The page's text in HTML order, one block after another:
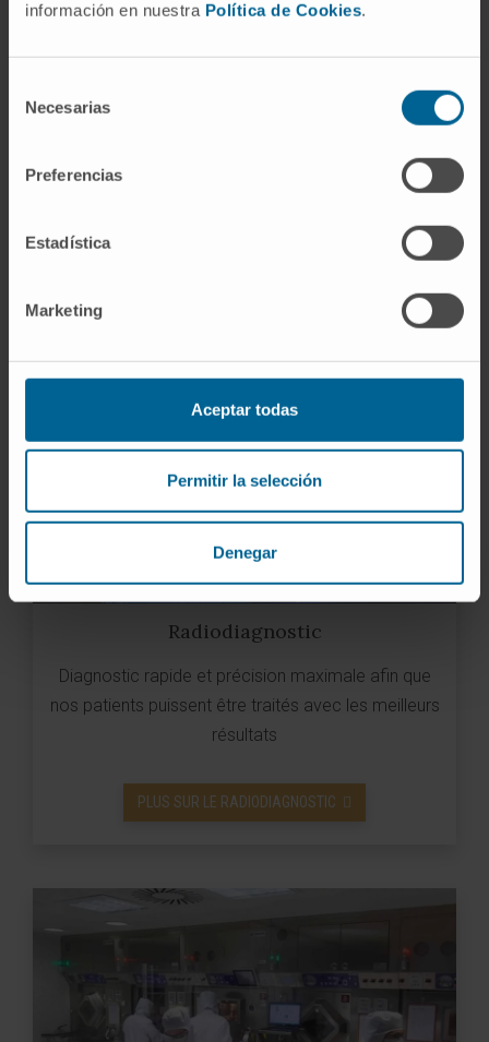
información en nuestra Política de Cookies.
Necesarias
Preferencias
Estadística
Marketing
Aceptar todas
Permitir la selección
Denegar
Technologie diagnostique de pointe permettant de
Radiodiagnostic
Diagnostic rapide et précision maximale afin que
nos patients puissent être traités avec les meilleurs
résultats
PLUS SUR LE RADIODIAGNOSTIC